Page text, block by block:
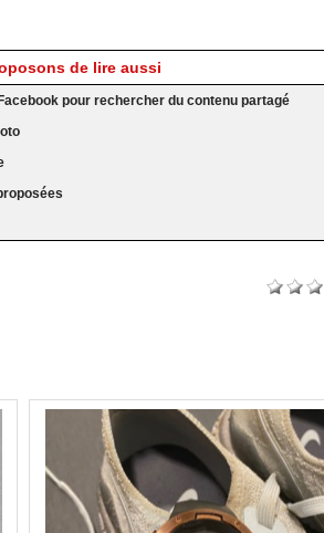
de lire aussi
pour rechercher du contenu partagé